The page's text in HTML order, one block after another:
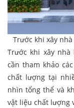
Trước khi xây
Trước khi xây nhà
cần tham khảo
chất lượng tại
nhìn tổng thể và
vật liệu chất lượng